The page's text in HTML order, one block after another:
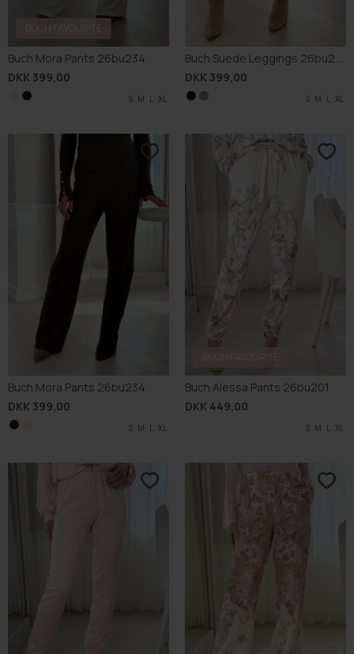
BUCH FAVOURITE
Buch Mora Pants 26bu234
DKK 399,00
S M L XL
S M L XL
Buch Suede Leggings 26bu225
DKK 399,00
S M L XL
S M L XL
Buch Mora Pants 26bu234
DKK 399,00
S M L XL
S M L XL
Buch Alessa Pants 26bu201
DKK 449,00
S M L XL